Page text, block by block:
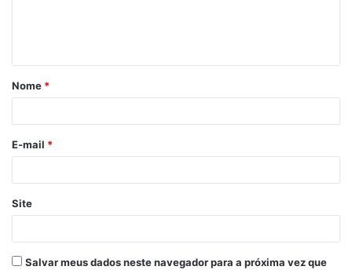
Nome *
E-mail *
Site
Salvar meus dados neste navegador para a próxima vez que